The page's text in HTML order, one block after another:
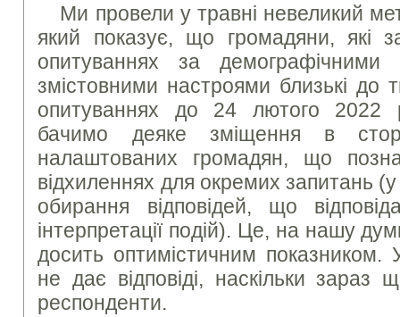
Ми провели у травні невеликий
який показує, що громадяни, які
опитуваннях за демографічними
змістовними настроями близькі до
опитуваннях до 24 лютого 2022
бачимо деяке зміщення в
налаштованих громадян, що
відхиленнях для окремих запитань
обирання відповідей, що
інтерпретації подій). Це, на нашу
досить оптимістичним показником.
не дає відповіді, наскільки зараз
респонденти.